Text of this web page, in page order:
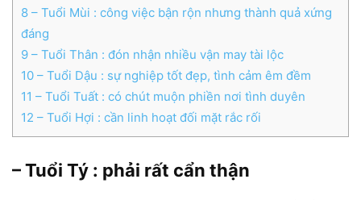
8 – Tuổi Mùi : công việc bận rộn nhưng thành quả xứng
đáng
9 – Tuổi Thân : đón nhận nhiều vận may tài lộc
10 – Tuổi Dậu : sự nghiệp tốt đẹp, tình cảm êm đềm
11 – Tuổi Tuất : có chút muộn phiền nơi tình duyên
12 – Tuổi Hợi : cần linh hoạt đối mặt rắc rối
– Tuổi Tý : phải rất cẩn thận